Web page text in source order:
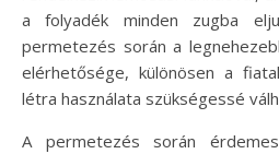
a folyadék minden zugba
permetezés során a
elérhetősége, különösen a
létra használata szükségessé
A permetezés során